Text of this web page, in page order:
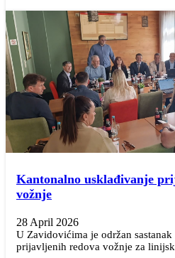
Kantonalno usklađivanje
vožnje
28 April 2026
U Zavidovićima je održan
prijavljenih redova vožnje za